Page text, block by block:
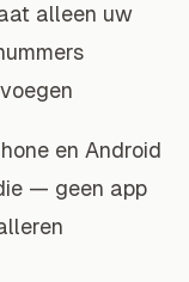
alleen uw
en Android
— geen app